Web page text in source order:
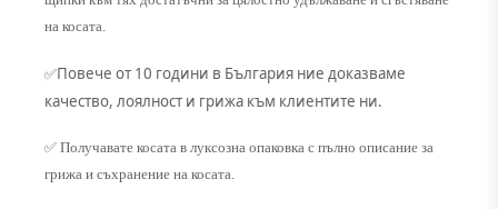
на косата.
✅Повече от 10 години в България ние доказваме
качество, лоялност и грижа към клиентите ни.
✅ Получавате косата в луксозна опаковка с пълно описание за
грижа и съхранение на косата.